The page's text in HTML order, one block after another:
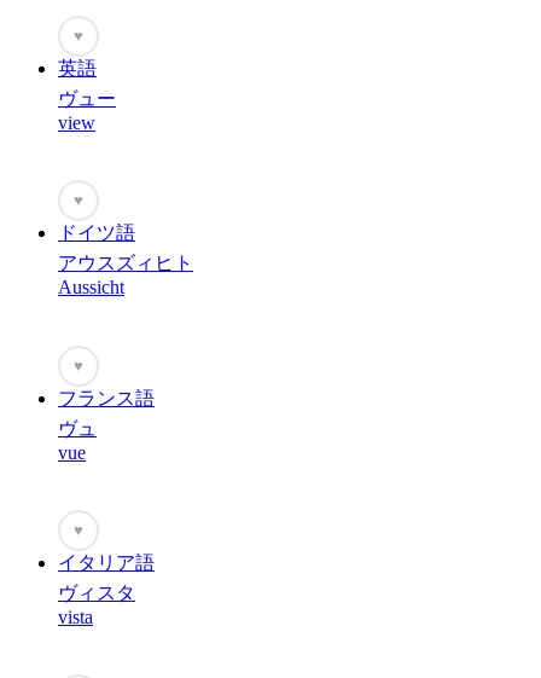
♥
英語
ヴュー
view
♥
ドイツ語
アウスズィヒト
Aussicht
♥
フランス語
ヴュ
vue
♥
イタリア語
ヴィスタ
vista